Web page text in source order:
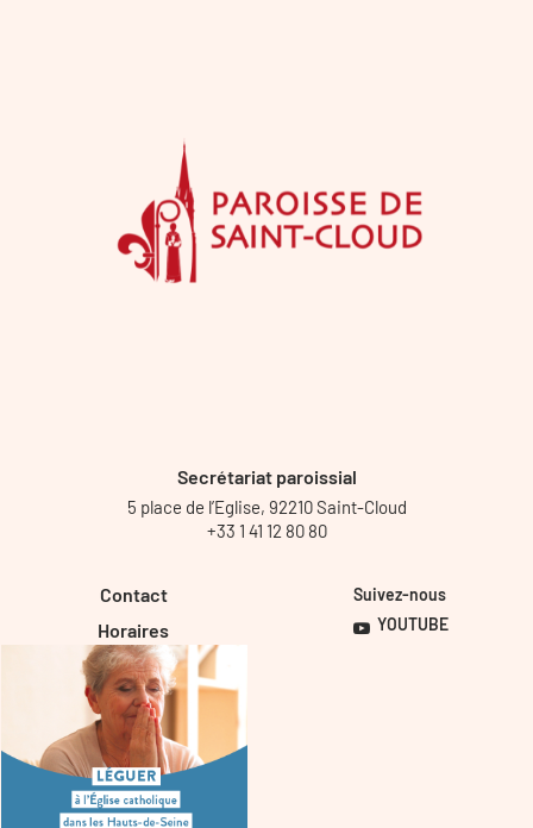
Secrétariat paroissial
5 place de l’Eglise, 92210 Saint-Cloud
+33 1 41 12 80 80
Contact
Horaires
Suivez-nous
YOUTUBE